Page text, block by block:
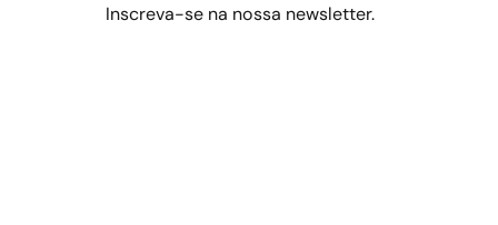
Inscreva-se na nossa newsletter.